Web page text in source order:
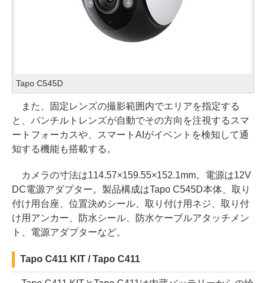
Tapo C545D
また、固定レンズの撮影範囲内でエリアを指定する
と、パンチルトレンズが自動でその方向を注視するスマ
ートフォーカスや、スマートAIがイベントを検知して通
知する機能も搭載する。
カメラの寸法は114.57×159.55×152.1mm。電源は12V
DC電源アダプター。製品構成はTapo C545D本体、取り
付け用台座、位置決めシール、取り付け用ネジ、取り付
け用アンカー、防水シール、防水ケーブルアタッチメン
ト、電源アダプターなど。
Tapo C411 KIT / Tapo C411